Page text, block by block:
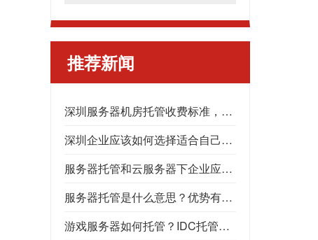
推荐新闻
深圳服务器机房托管收费标准，深圳服务器托管
深圳企业应该如何选择适合自己的深圳服务器托管公司
服务器托管和云服务器下企业应如何抉择？托管服务器又应该在什么情况下选择呢？机柜租用，高电机房，GPU服务器托管，数据中心
服务器托管是什么意思？优势有什么？为什么选择服务器托管？
游戏服务器如何托管？IDC托管，高电机房，数据中心